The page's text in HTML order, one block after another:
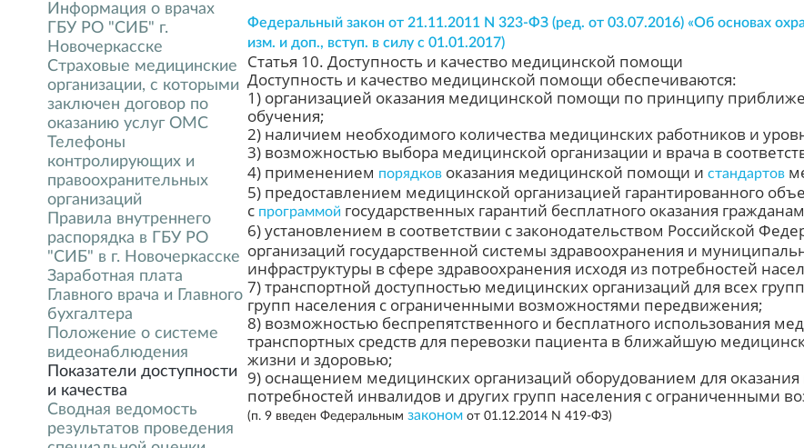
Информация о врачах
ГБУ РО "СИБ" г.
Новочеркасске
Страховые медицинские
организации, с которыми
заключен договор по
оказанию услуг ОМС
Телефоны
контролирующих и
правоохранительных
организаций
Правила внутреннего
распорядка в ГБУ РО
"СИБ" в г. Новочеркасске
Заработная плата
Главного врача и Главного
бухгалтера
Положение о системе
видеонаблюдения
Показатели доступности
и качества
Сводная ведомость
результатов проведения
Федеральный закон от 21.11.2011 N 323-ФЗ (ред. от 03.07.2016) «Об основах
изм. и доп., вступ. в силу с 01.01.2017)
Статья 10. Доступность и качество медицинской помощи
Доступность и качество медицинской помощи обеспечиваются:
1) организацией оказания медицинской помощи по принципу
обучения;
2) наличием необходимого количества медицинских работников и
3) возможностью выбора медицинской организации и врача в
4) применением порядков оказания медицинской помощи и стандартов
5) предоставлением медицинской организацией гарантированного
с программой государственных гарантий бесплатного оказания
6) установлением в соответствии с законодательством Российской
организаций государственной системы здравоохранения и
инфраструктуры в сфере здравоохранения исходя из потребностей
7) транспортной доступностью медицинских организаций для всех
групп населения с ограниченными возможностями передвижения;
8) возможностью беспрепятственного и бесплатного использования
транспортных средств для перевозки пациента в ближайшую
жизни и здоровью;
9) оснащением медицинских организаций оборудованием для
потребностей инвалидов и других групп населения с ограниченными
(п. 9 введен Федеральным законом от 01.12.2014 N 419-ФЗ)